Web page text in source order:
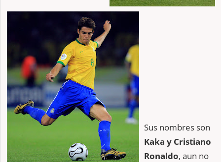
Sus nombres son
Kaka y Cristiano
Ronaldo, aun no